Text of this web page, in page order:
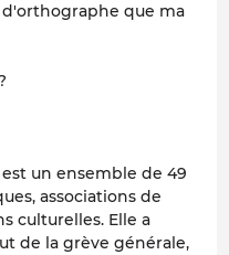
d'orthographe que ma
un ensemble de 49
associations de
culturelles. Elle a
de la grève générale,